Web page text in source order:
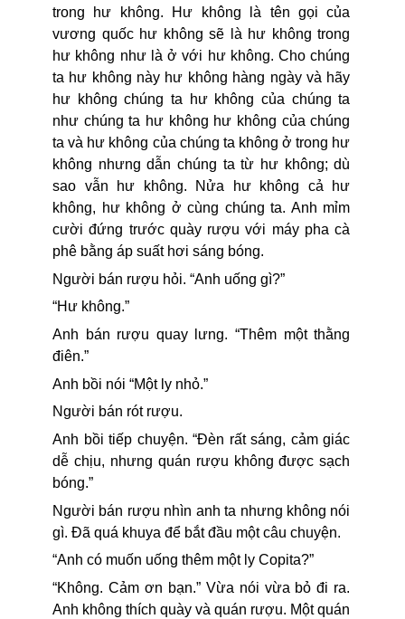
trong hư không. Hư không là tên gọi của
vương quốc hư không sẽ là hư không trong
hư không như là ở với hư không. Cho chúng
ta hư không này hư không hàng ngày và hãy
hư không chúng ta hư không của chúng ta
như chúng ta hư không hư không của chúng
ta và hư không của chúng ta không ở trong hư
không nhưng dẫn chúng ta từ hư không; dù
sao vẫn hư không. Nửa hư không cả hư
không, hư không ở cùng chúng ta. Anh mỉm
cười đứng trước quày rượu với máy pha cà
phê bằng áp suất hơi sáng bóng.
Người bán rượu hỏi. “Anh uống gì?”
“Hư không.”
Anh bán rượu quay lưng. “Thêm một thằng
điên.”
Anh bồi nói “Một ly nhỏ.”
Người bán rót rượu.
Anh bồi tiếp chuyện. “Đèn rất sáng, cảm giác
dễ chịu, nhưng quán rượu không được sạch
bóng.”
Người bán rượu nhìn anh ta nhưng không nói
gì. Đã quá khuya để bắt đầu một câu chuyện.
“Anh có muốn uống thêm một ly Copita?”
“Không. Cảm ơn bạn.” Vừa nói vừa bỏ đi ra.
Anh không thích quày và quán rượu. Một quán